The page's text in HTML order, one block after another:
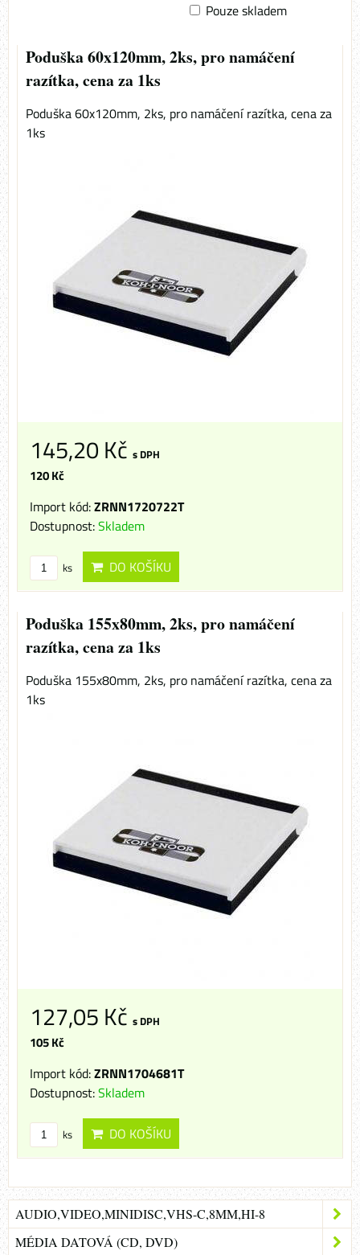
Pouze skladem
Poduška 60x120mm, 2ks, pro namáčení
razítka, cena za 1ks
Poduška 60x120mm, 2ks, pro namáčení razítka, cena za
1ks
145,20 Kč s DPH
120 Kč
Import kód:ZRNN1720722T
Dostupnost:Skladem
ks DO KOŠÍKU
Poduška 155x80mm, 2ks, pro namáčení
razítka, cena za 1ks
Poduška 155x80mm, 2ks, pro namáčení razítka, cena za
1ks
127,05 Kč s DPH
105 Kč
Import kód:ZRNN1704681T
Dostupnost:Skladem
ks DO KOŠÍKU
AUDIO,VIDEO,MINIDISC,VHS-C,8MM,HI-8
MÉDIA DATOVÁ (CD, DVD)